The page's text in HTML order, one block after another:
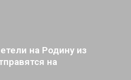
на Родину из
на